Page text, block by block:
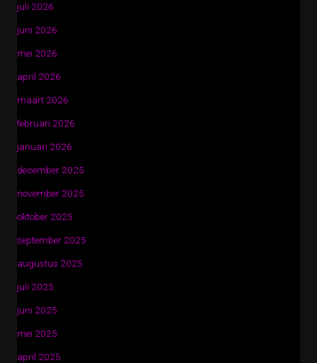
juli 2026
juni 2026
mei 2026
april 2026
maart 2026
februari 2026
januari 2026
december 2025
november 2025
oktober 2025
september 2025
augustus 2025
juli 2025
juni 2025
mei 2025
april 2025